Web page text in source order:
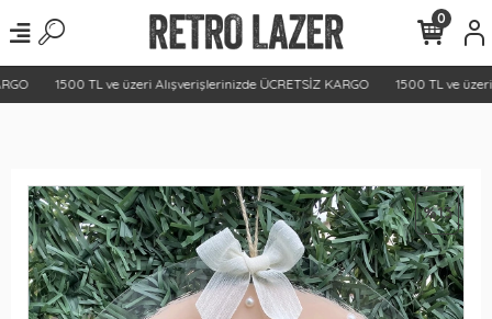
1500 TL ve üzeri Alışverişlerinizde ÜCRETSİZ KARGO 1500 TL ve üzeri
0
%13